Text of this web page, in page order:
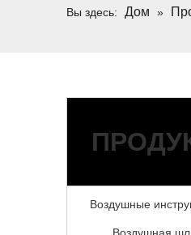
Вы здесь: Дом »
Воздушные